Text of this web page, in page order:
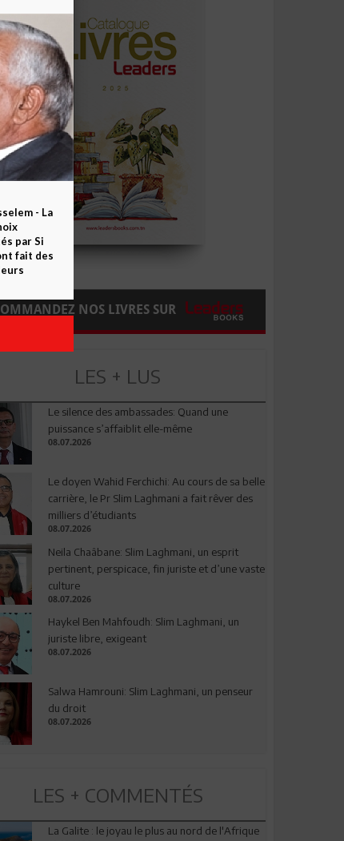
NOS LIVRES SUR
LES + LUS
Le silence des ambassades: Quand une
puissance s’affaiblit elle-même
08.07.2026
Le doyen Wahid Ferchichi: Au cours de sa belle
carrière, le Pr Slim Laghmani a fait rêver des
milliers d’étudiants
08.07.2026
Neila Chaâbane: Slim Laghmani, un esprit
pertinent, perspicace, fin juriste et d’une vaste
culture
08.07.2026
Haykel Ben Mahfoudh: Slim Laghmani, un
juriste libre, exigeant
08.07.2026
Salwa Hamrouni: Slim Laghmani, un penseur
du droit
08.07.2026
LES + COMMENTÉS
La Galite : le joyau le plus au nord de l'Afrique
- La
par Si
fait des